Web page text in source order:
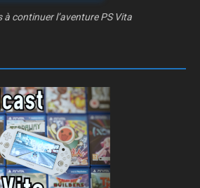
à continuer l’aventure PS Vita